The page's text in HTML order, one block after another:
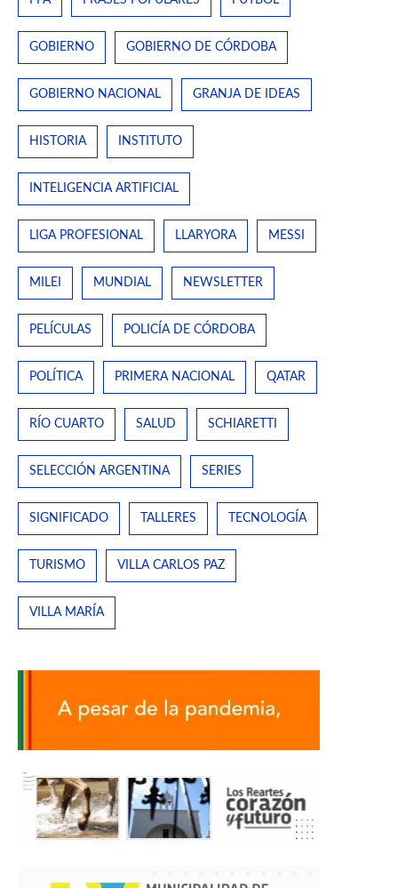
GOBIERNO GOBIERNO DE CÓRDOBA
GOBIERNO NACIONAL GRANJA DE IDEAS
HISTORIA INSTITUTO
INTELIGENCIA ARTIFICIAL
LIGA PROFESIONAL LLARYORA MESSI
MILEI MUNDIAL NEWSLETTER
PELÍCULAS POLICÍA DE CÓRDOBA
POLÍTICA PRIMERA NACIONAL QATAR
RÍO CUARTO SALUD SCHIARETTI
SELECCIÓN ARGENTINA SERIES
SIGNIFICADO TALLERES TECNOLOGÍA
TURISMO VILLA CARLOS PAZ
VILLA MARÍA